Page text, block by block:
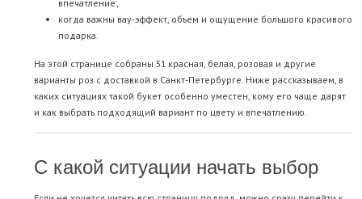
впечатление;
когда важны вау-эффект, объем и ощущение большого красивого
подарка.
На этой странице собраны 51 красная, белая, розовая и другие
варианты роз с доставкой в Санкт-Петербурге. Ниже рассказываем, в
каких ситуациях такой букет особенно уместен, кому его чаще дарят
и как выбрать подходящий вариант по цвету и впечатлению.
С какой ситуации начать выбор